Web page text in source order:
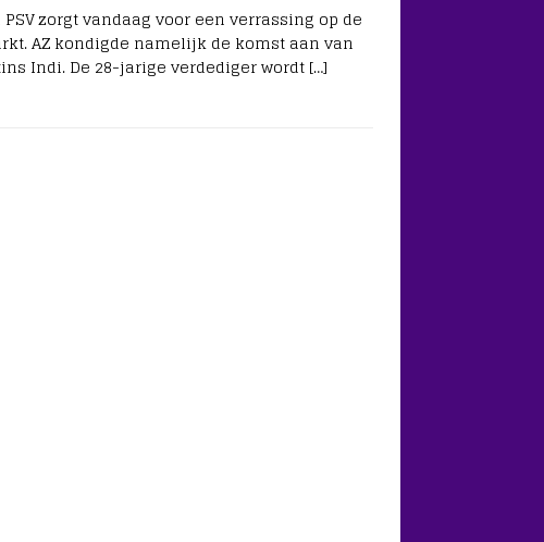
zorgt vandaag voor een verrassing op de
AZ kondigde namelijk de komst aan van
Indi. De 28-jarige verdediger wordt […]